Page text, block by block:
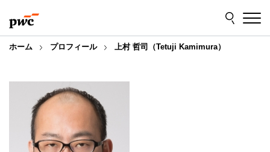
to
content
to
footer
ホーム プロフィール 上村 哲司（Tetuji Kamimura）